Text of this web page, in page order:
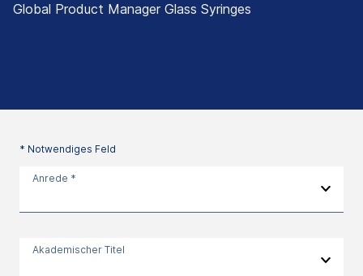
Global Product Manager Glass Syringes
* Notwendiges Feld
Anrede *
Akademischer Titel